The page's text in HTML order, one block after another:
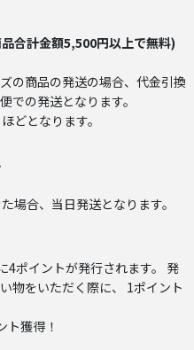
合計金額5,500円以上で無料)
の商品の発送の場合、代金引換
での発送となります。
どとなります。
場合、当日発送となります。
4ポイントが発行されます。 発
物をいただく際に、 1ポイント
ト獲得！